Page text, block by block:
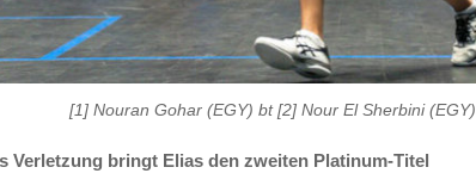
[1] Nouran Gohar (EGY) bt [2] Nour El Sherbini
Verletzung bringt Elias den zweiten Platinum-Titel